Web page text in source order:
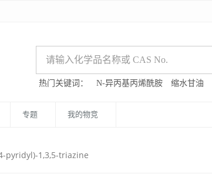
热门关键词： N-异丙基丙烯酰胺 缩水甘油
专题 我的物竞
pyridyl)-1,3,5-triazine